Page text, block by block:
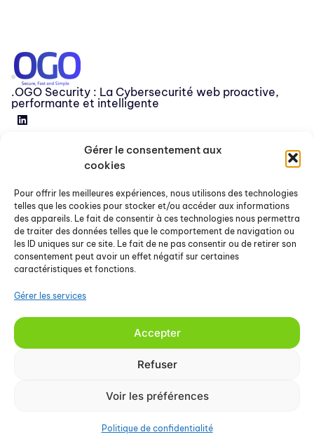
Gérer le consentement aux
cookies
Pour offrir les meilleures expériences, nous utilisons des technologies
telles que les cookies pour stocker et/ou accéder aux informations
des appareils. Le fait de consentir à ces technologies nous permettra
de traiter des données telles que le comportement de navigation ou
les ID uniques sur ce site. Le fait de ne pas consentir ou de retirer son
consentement peut avoir un effet négatif sur certaines
caractéristiques et fonctions.
Gérer les services
Accepter
Refuser
Voir les préférences
Politique de confidentialité
.OGO Security : La Cybersecurité web proactive,
performante et intelligente
FAQ
Nous contacter
À propos
Articles & Ressources